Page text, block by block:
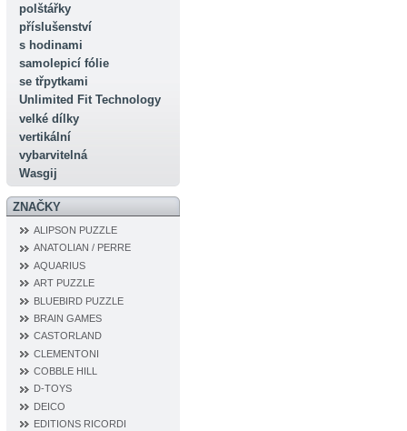
polštářky
příslušenství
s hodinami
samolepicí fólie
se třpytkami
Unlimited Fit Technology
velké dílky
vertikální
vybarvitelná
Wasgij
ZNAČKY
ALIPSON PUZZLE
ANATOLIAN / PERRE
AQUARIUS
ART PUZZLE
BLUEBIRD PUZZLE
BRAIN GAMES
CASTORLAND
CLEMENTONI
COBBLE HILL
D‐TOYS
DEICO
EDITIONS RICORDI